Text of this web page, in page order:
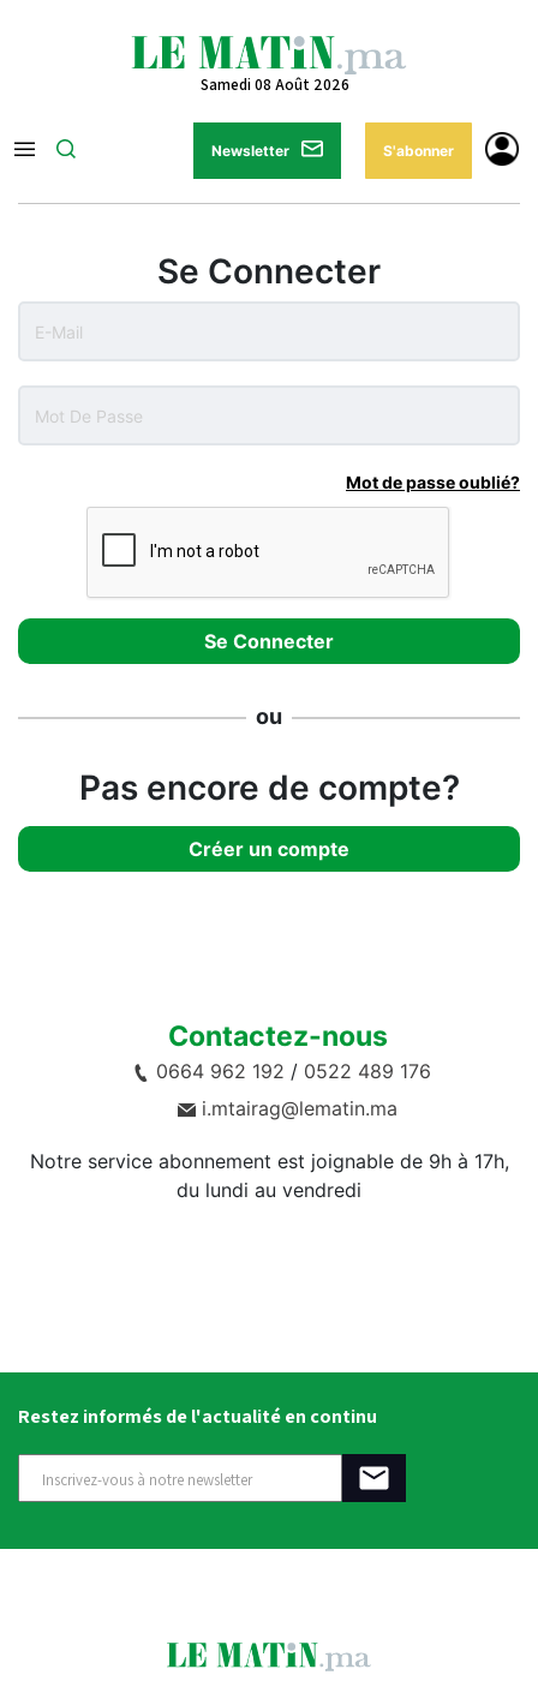
Samedi 08 Août 2026
Newsletter S'abonner
Se Connecter
Mot de passe oublié?
ou
Pas encore de compte?
Créer un compte
Contactez-nous
0664 962 192 / 0522 489 176
i.mtairag@lematin.ma
Notre service abonnement est joignable de 9h à 17h,
du lundi au vendredi
Restez informés de l'actualité en continu